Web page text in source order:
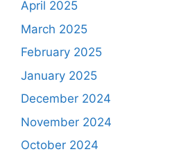
April 2025
March 2025
February 2025
January 2025
December 2024
November 2024
October 2024